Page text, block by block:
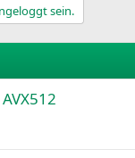
sein.